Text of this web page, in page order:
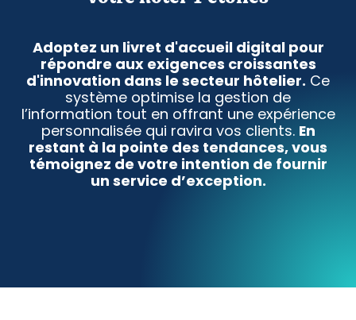
Adoptez un livret d'accueil digital pour
répondre aux exigences croissantes
d'innovation dans le secteur hôtelier. Ce
système optimise la gestion de
l’information tout en offrant une expérience
personnalisée qui ravira vos clients. En
restant à la pointe des tendances, vous
témoignez de votre intention de fournir
un service d’exception.